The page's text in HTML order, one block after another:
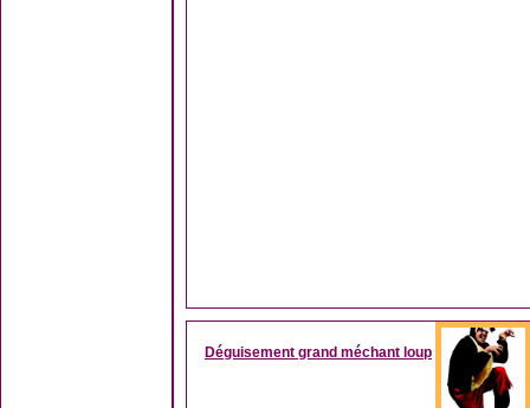
Déguisement grand méchant loup